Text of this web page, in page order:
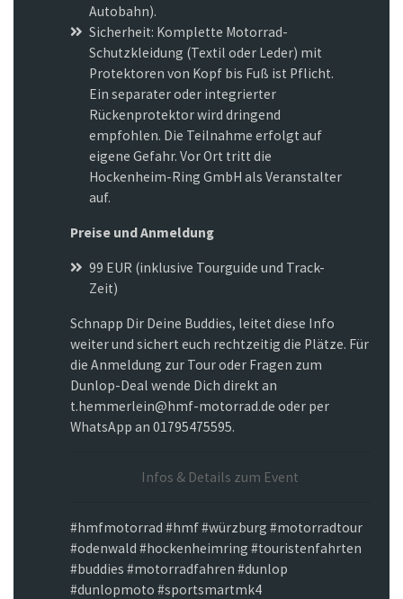
Autobahn).
Sicherheit: Komplette Motorrad-
Schutzkleidung (Textil oder Leder) mit
Protektoren von Kopf bis Fuß ist Pflicht.
Ein separater oder integrierter
Rückenprotektor wird dringend
empfohlen. Die Teilnahme erfolgt auf
eigene Gefahr. Vor Ort tritt die
Hockenheim-Ring GmbH als Veranstalter
auf.
Preise und Anmeldung
99 EUR (inklusive Tourguide und Track-
Zeit)
Schnapp Dir Deine Buddies, leitet diese Info
weiter und sichert euch rechtzeitig die Plätze. Für
die Anmeldung zur Tour oder Fragen zum
Dunlop-Deal wende Dich direkt an
t.hemmerlein@hmf-motorrad.de oder per
WhatsApp an 01795475595.
Infos & Details zum Event
#hmfmotorrad #hmf #würzburg #motorradtour
#odenwald #hockenheimring #touristenfahrten
#buddies #motorradfahren #dunlop
#dunlopmoto #sportsmartmk4